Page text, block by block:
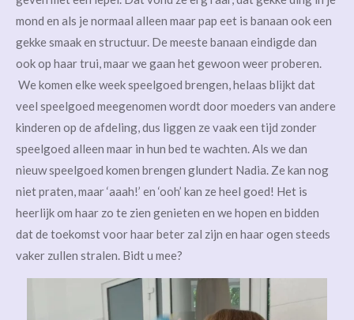
mond en als je normaal alleen maar pap eet is banaan ook een
gekke smaak en structuur. De meeste banaan eindigde dan
ook op haar trui, maar we gaan het gewoon weer proberen.
We komen elke week speelgoed brengen, helaas blijkt dat
veel speelgoed meegenomen wordt door moeders van andere
kinderen op de afdeling, dus liggen ze vaak een tijd zonder
speelgoed alleen maar in hun bed te wachten. Als we dan
nieuw speelgoed komen brengen glundert Nadia. Ze kan nog
niet praten, maar ‘aaah!’ en ‘ooh’ kan ze heel goed! Het is
heerlijk om haar zo te zien genieten en we hopen en bidden
dat de toekomst voor haar beter zal zijn en haar ogen steeds
vaker zullen stralen. Bidt u mee?